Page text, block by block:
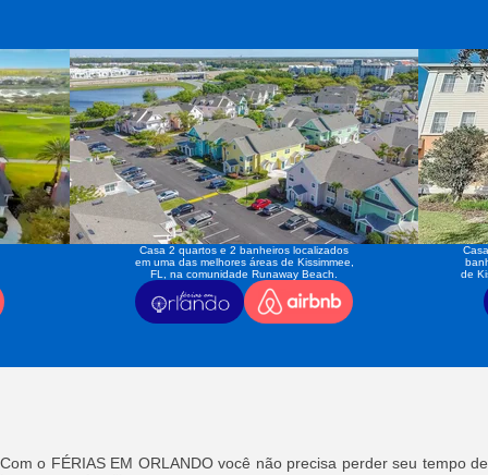
Casa 2 quartos e 2 banheiros localizados
em uma das melhores áreas de Kissimmee,
FL, na comunidade Runaway Beach.
de
Com o FÉRIAS EM ORLANDO você não precisa perder seu tempo de